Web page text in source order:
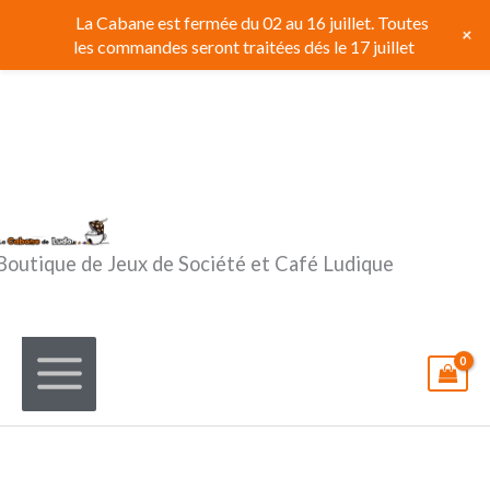
contenu
de Jeux de Société et Café Ludique
La Cabane est fermée du 02 au 16 juillet. Toutes
les commandes seront traitées dés le 17 juillet
+